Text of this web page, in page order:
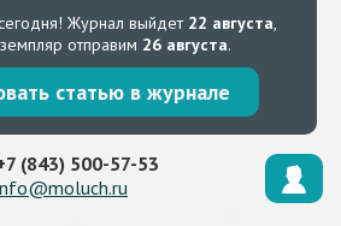
Журнал выйдет 22 августа,
отправим 26 августа.
статью в журнале
(843) 500-57-53